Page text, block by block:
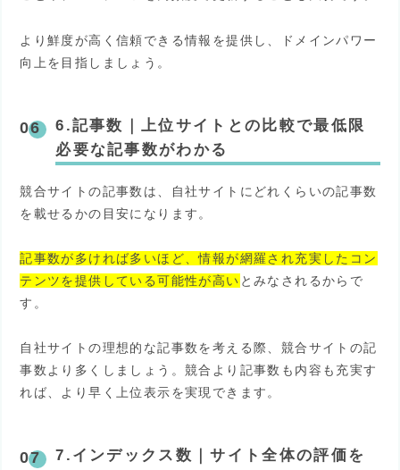
より鮮度が高く信頼できる情報を提供し、ドメインパワー
向上を目指しましょう。
6.記事数
上位サイトとの比較で最低限
必要な記事数がわかる
競合サイトの記事数は、自社サイトにどれくらいの記事数
を載せるかの目安になります。
記事数が多ければ多いほど、情報が網羅され充実したコン
テンツを提供している可能性が高い とみなされるからで
す。
自社サイトの理想的な記事数を考える際、競合サイトの記
事数より多くしましょう。競合より記事数も内容も充実す
れば、より早く上位表示を実現できます。
7.インデックス数 ｜サイト全体の評価を